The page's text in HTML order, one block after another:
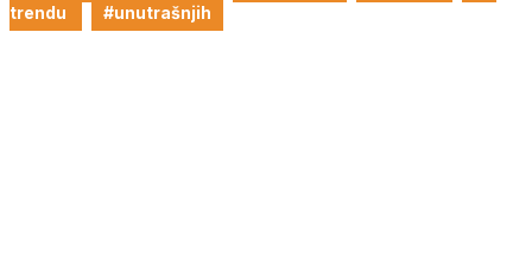
trendu
#unutrašnjih